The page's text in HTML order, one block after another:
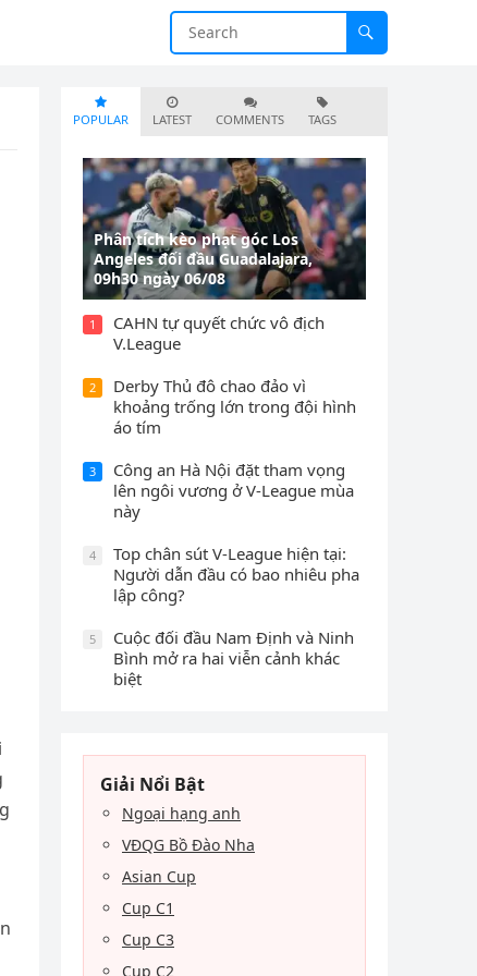
POPULAR LATEST COMMENTS TAGS
Phân tích kèo phạt góc Los
Angeles đối đầu Guadalajara,
09h30 ngày 06/08
1
CAHN tự quyết chức vô địch
V.League
2
Derby Thủ đô chao đảo vì
khoảng trống lớn trong đội hình
áo tím
3
Công an Hà Nội đặt tham vọng
lên ngôi vương ở V-League mùa
này
4
Top chân sút V-League hiện tại:
Người dẫn đầu có bao nhiêu pha
lập công?
5
Cuộc đối đầu Nam Định và Ninh
Bình mở ra hai viễn cảnh khác
biệt
Giải Nổi Bật
Ngoại hạng anh
VĐQG Bồ Đào Nha
Asian Cup
Cup C1
Cup C3
Cup C2